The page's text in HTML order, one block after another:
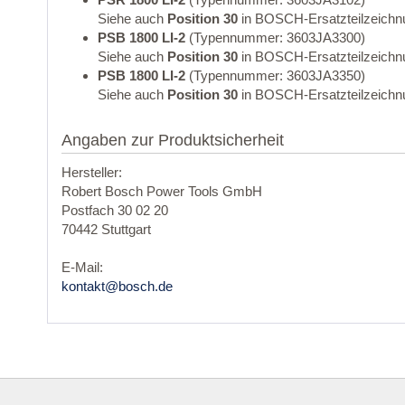
Siehe auch Position 30 in BOSCH-
PSB 1800 LI-2 (Typennummer: 3603JA3300)
Siehe auch Position 30 in BOSCH-
PSB 1800 LI-2 (Typennummer: 3603JA3350)
Siehe auch Position 30 in BOSCH-
Angaben zur Produktsicherheit
Hersteller:
Robert Bosch Power Tools GmbH
Postfach 30 02 20
70442 Stuttgart
E-Mail:
kontakt@bosch.de